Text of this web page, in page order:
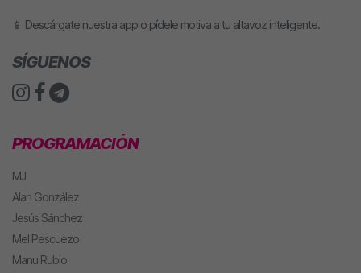
📱 Descárgate nuestra app o pídele motiva a tu altavoz inteligente.
SÍGUENOS
PROGRAMACIÓN
MJ
Alan González
Jesús Sánchez
Mel Pescuezo
Manu Rubio